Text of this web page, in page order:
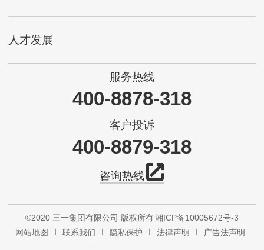
人才发展
服务热线
400-8878-318
客户投诉
400-8879-318
咨询热线
©2020 三一集团有限公司 版权所有湘ICP备10005672号-3
网站地图
联系我们 隐私保护 法律声明 广告法声明